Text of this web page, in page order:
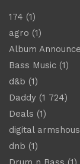
174 (1)
agro (1)
Album
Bass Music (1)
d&b (1)
Daddy (1 724)
Deals (1)
digital
dnb (1)